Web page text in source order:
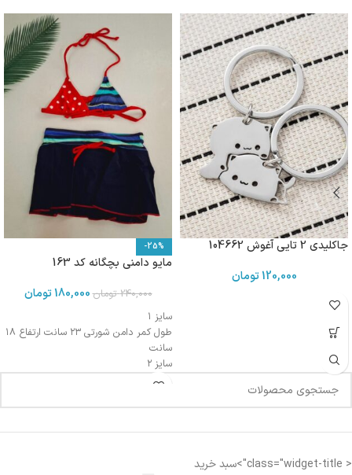
جاکلیدی 2 تایی آغوش 104662
120,000تومان
-25%
مایو دامنی بچگانه کد 163
240,000 تومان180,000تومان
سایز ۱
طول کمر دامن شورتی ۲۳ سانت ارتفاع ۱۸
سانت
سایز ۲
< class="widget-title">سبد خرید